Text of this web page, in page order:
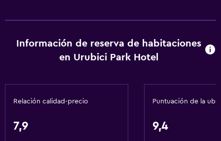
Alarma de humo
Aire acondicionado
Toallas/ropa de cama (cargo adicional)
Información de reserva de habitaciones
en Urubici Park Hotel
Relación calidad-precio
7,9
Puntuación de la
9,4